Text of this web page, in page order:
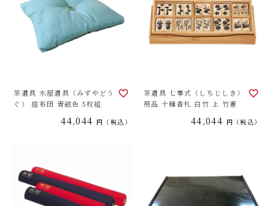
茶道具 水屋道具（みずやどう
ぐ） 座布団 青磁色 5枚組
44,044 税込
茶道具 七事式（しちじしき）
用品 十種香札 白竹 上 竹憲
44,044 税込